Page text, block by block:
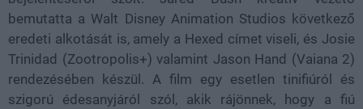
bemutatta a Walt Disney Animation Studios következő
eredeti alkotását is, amely a Hexed címet viseli, és Josie
Trinidad (Zootropolis+) valamint Jason Hand (Vaiana 2)
rendezésében készül. A film egy esetlen tinifiúról és
szigorú édesanyjáról szól, akik rájönnek, hogy a fiú